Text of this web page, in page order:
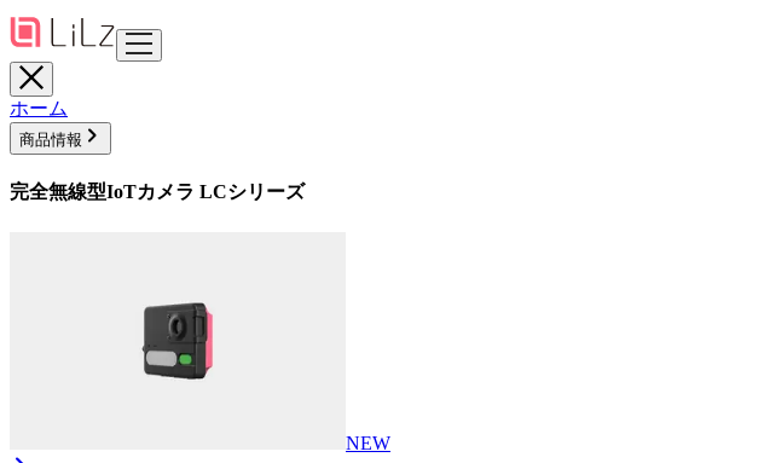
ホーム
商品情報
完全無線型IoTカメラ LCシリーズ
NEW